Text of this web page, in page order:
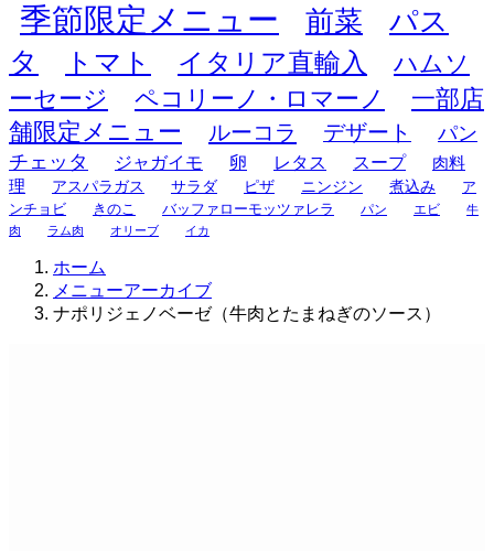
季節限定メニュー 前菜
パス
タ
トマト イタリア直輸入
ハムソ
ーセージ
ペコリーノ・ロマーノ
一部店
舗限定メニュー
ルーコラ デザート
パン
チェッタ
ジャガイモ 卵 レタス スープ
肉料
理
アスパラガス サラダ ピザ ニンジン 煮込み
ア
ンチョビ
きのこ バッファローモッツァレラ パン エビ
牛
肉
ラム肉 オリーブ イカ
ホーム
メニューアーカイブ
ナポリジェノベーゼ（牛肉とたまねぎのソース）